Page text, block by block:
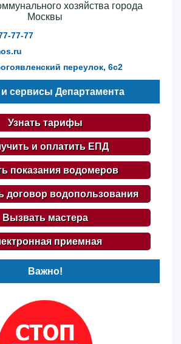
хозяйства города
Москвы
77-77
переулок, 6с2
и сервисы Департамента
Узнать тарифы
и оплатить ЕПД
показания водомеров
договор водопользования
Вызвать мастера
приемная
Важно!